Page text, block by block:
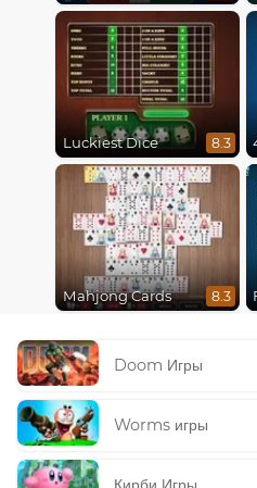
Luckiest Dice 8.3
Mahjong Cards 8.3
Doom Игры
Worms игры